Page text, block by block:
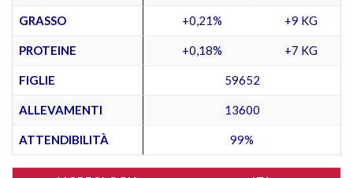
GRASSO +0,21% +9 KG
PROTEINE +0,18% +7 KG
FIGLIE 59652
ALLEVAMENTI 13600
ATTENDIBILITÀ 99%